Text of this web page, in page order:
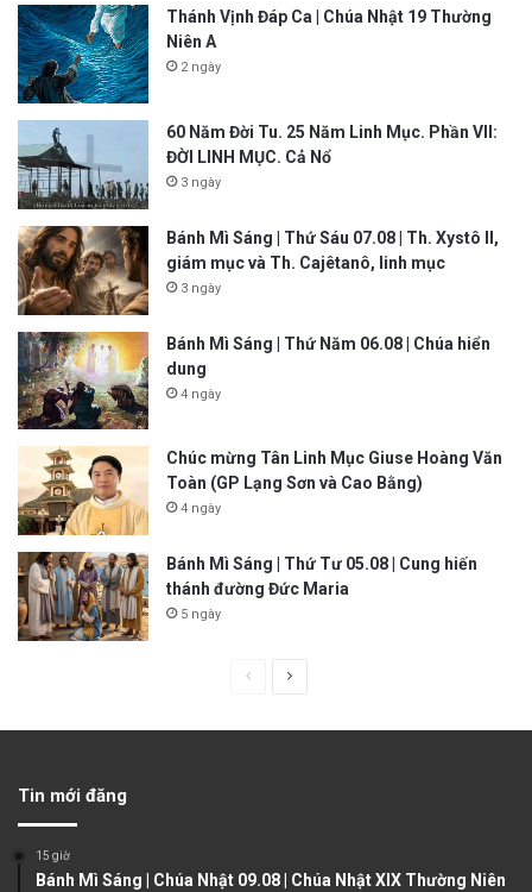
Thánh Vịnh Đáp Ca | Chúa Nhật 19 Thường
Niên A
2 ngày
60 Năm Đời Tu. 25 Năm Linh Mục. Phần VII:
ĐỜI LINH MỤC. Cả Nổ
3 ngày
Bánh Mì Sáng | Thứ Sáu 07.08 | Th. Xystô II,
giám mục và Th. Cajêtanô, linh mục
3 ngày
Bánh Mì Sáng | Thứ Năm 06.08 | Chúa hiển
dung
4 ngày
Chúc mừng Tân Linh Mục Giuse Hoàng Văn
Toàn (GP Lạng Sơn và Cao Bằng)
4 ngày
Bánh Mì Sáng | Thứ Tư 05.08 | Cung hiến
thánh đường Đức Maria
5 ngày
u
g
Tin mới đăng
15 giờ
Bánh Mì Sáng | Chúa Nhật 09.08 | Chúa Nhật XIX Thường Niên